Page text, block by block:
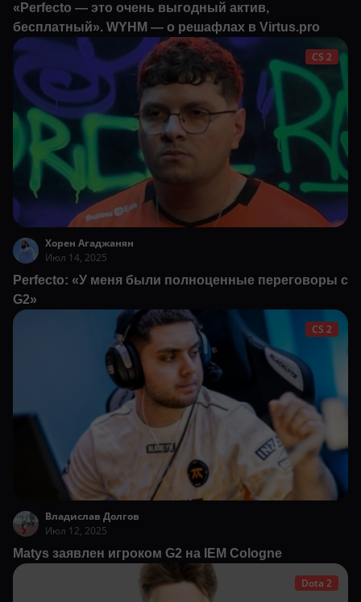
«Perfecto — это очень выгодный актив,
бесплатный». WYHM — о решафлах в Virtus.pro
CS 2
Хорен Агаджанян
Июл 14, 2025
Perfecto: «У меня были полноценные переговоры с
G2»
CS 2
Владислав Долгов
Июл 12, 2025
Matys заявлен игроком G2 на IEM Cologne
Dota 2